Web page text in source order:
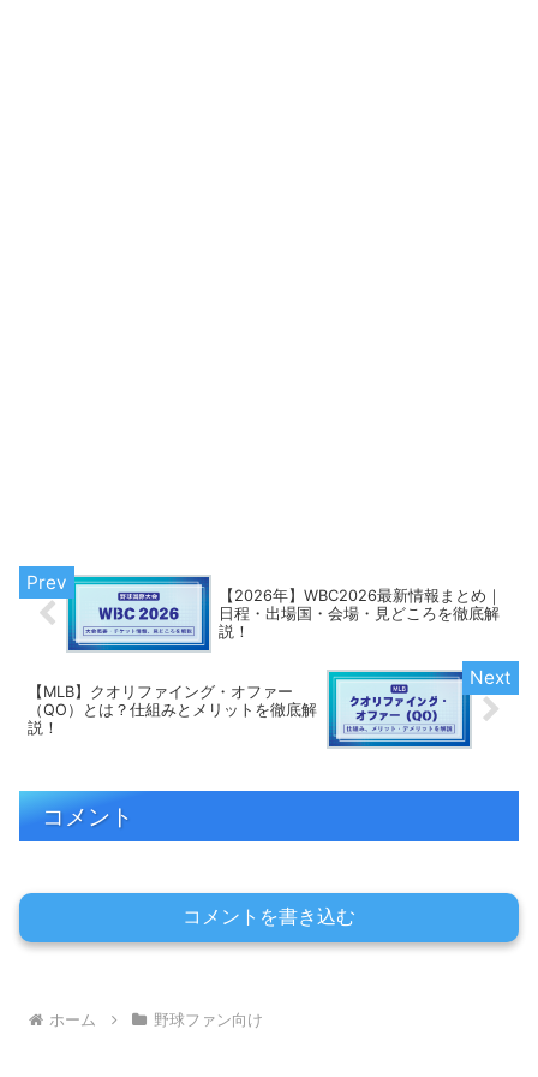
【2026年】WBC2026最新情報まとめ｜
日程・出場国・会場・見どころを徹底解
説！
【MLB】クオリファイング・オファー
（QO）とは？仕組みとメリットを徹底解
説！
コメント
コメントを書き込む
ホーム 野球ファン向け